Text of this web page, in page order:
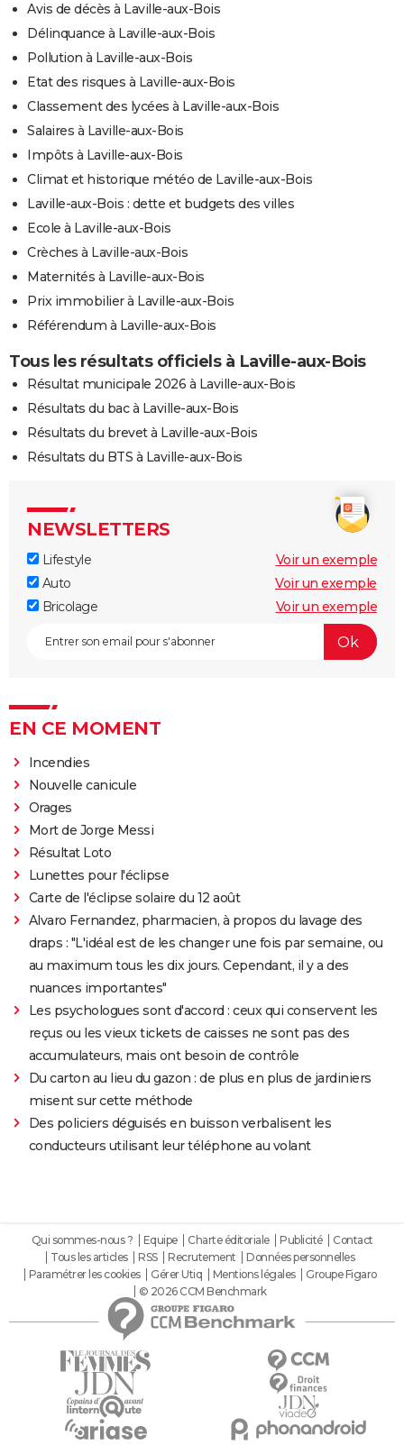
Avis de décès à Laville-aux-Bois
Délinquance à Laville-aux-Bois
Pollution à Laville-aux-Bois
Etat des risques à Laville-aux-Bois
Classement des lycées à Laville-aux-Bois
Salaires à Laville-aux-Bois
Impôts à Laville-aux-Bois
Climat et historique météo de Laville-aux-Bois
Laville-aux-Bois : dette et budgets des villes
Ecole à Laville-aux-Bois
Crèches à Laville-aux-Bois
Maternités à Laville-aux-Bois
Prix immobilier à Laville-aux-Bois
Référendum à Laville-aux-Bois
Tous les résultats officiels à Laville-aux-Bois
Résultat municipale 2026 à Laville-aux-Bois
Résultats du bac à Laville-aux-Bois
Résultats du brevet à Laville-aux-Bois
Résultats du BTS à Laville-aux-Bois
NEWSLETTERS
Lifestyle
Voir un exemple
Auto
Voir un exemple
Bricolage
Voir un exemple
EN CE MOMENT
Incendies
Nouvelle canicule
Orages
Mort de Jorge Messi
Résultat Loto
Lunettes pour l'éclipse
Carte de l'éclipse solaire du 12 août
Alvaro Fernandez, pharmacien, à propos du lavage des
draps : "L'idéal est de les changer une fois par semaine, ou
au maximum tous les dix jours. Cependant, il y a des
nuances importantes"
Les psychologues sont d'accord : ceux qui conservent les
reçus ou les vieux tickets de caisses ne sont pas des
accumulateurs, mais ont besoin de contrôle
Du carton au lieu du gazon : de plus en plus de jardiniers
misent sur cette méthode
Des policiers déguisés en buisson verbalisent les
conducteurs utilisant leur téléphone au volant
Qui sommes-nous ? Equipe Charte éditoriale Publicité
Contact
Tous les articles
RSS Recrutement
Données personnelles
Paramétrer les cookies
Gérer Utiq Mentions légales
Groupe Figaro
© 2026 CCM Benchmark